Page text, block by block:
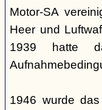
Motor-SA
Heer und
1939 hatte
1946 wurde